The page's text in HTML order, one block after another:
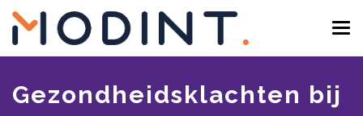
main
content
Gezondheidsklachten bij